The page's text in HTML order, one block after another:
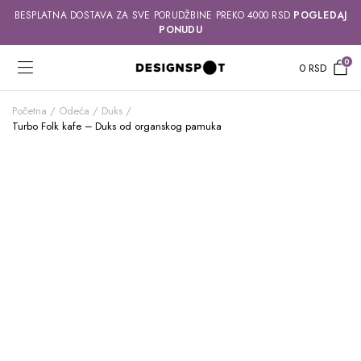
BESPLATNA DOSTAVA ZA SVE PORUDŽBINE PREKO 4000 RSD POGLEDAJ
PONUDU
0RSD 0
Početna Odeća
Duks
Turbo Folk kafe – Duks od organskog pamuka